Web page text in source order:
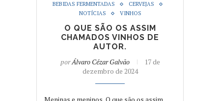
BEBIDAS FERMENTADAS
CERVEJAS
NOTÍCIAS
VINHOS
O QUE SÃO OS ASSIM
CHAMADOS VINHOS DE
AUTOR.
porÁlvaro Cézar Galvão
17 de
dezembro de 2024